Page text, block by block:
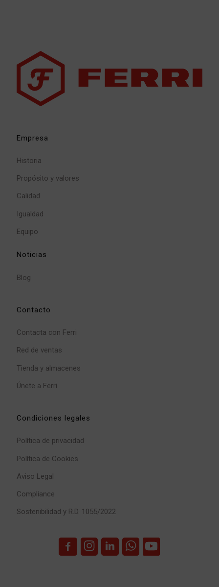
Empresa
Historia
Propósito y valores
Calidad
Igualdad
Equipo
Noticias
Blog
Contacto
Contacta con Ferri
Red de ventas
Tienda y almacenes
Únete a Ferri
Condiciones legales
Política de privacidad
Política de Cookies
Aviso Legal
Compliance
Sostenibilidad y R.D. 1055/2022